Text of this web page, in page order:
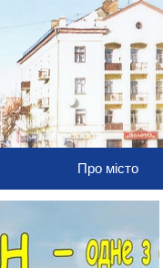
Про місто